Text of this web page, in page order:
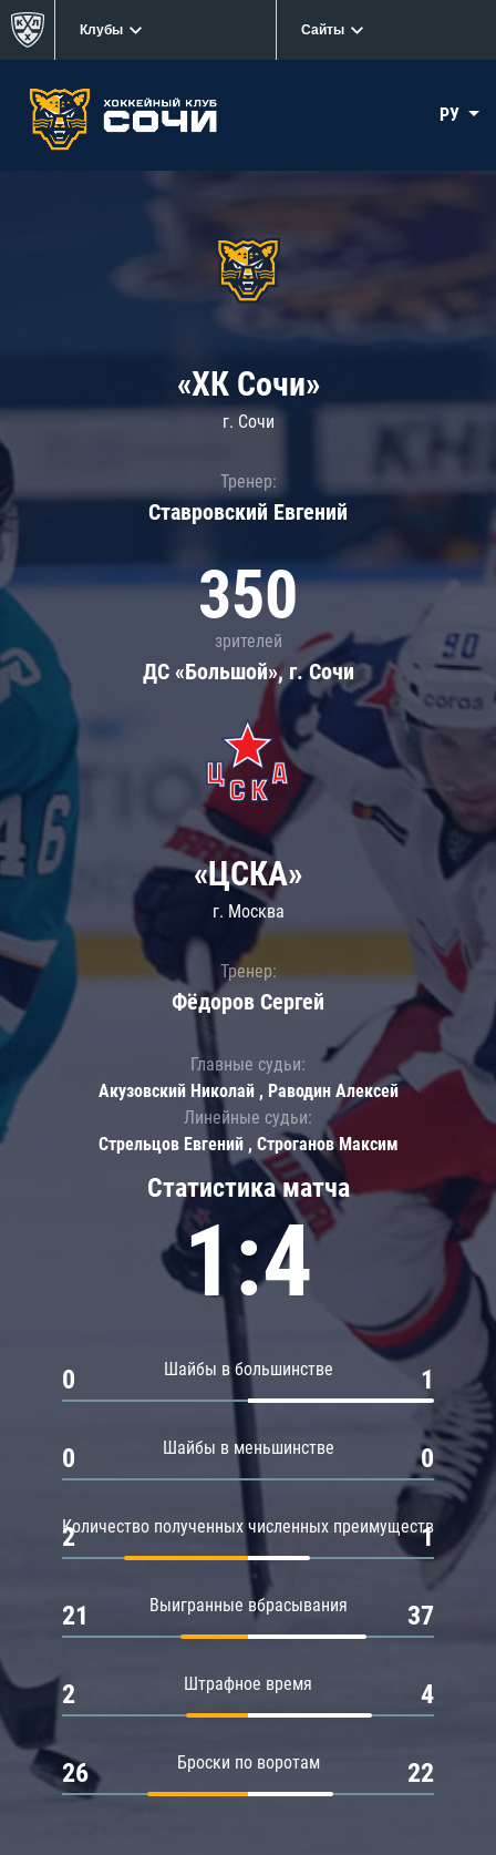
Клубы Сайты
РУ
«ХК Сочи»
г. Сочи
Тренер:
Ставровский Евгений
350
зрителей
ДС «Большой», г. Сочи
Статистика матча
1:4
Шайбы в большинстве
0 1
Шайбы в меньшинстве
0 0
Количество полученных численных преимуществ
2 1
Выигранные вбрасывания
21 37
Штрафное время
2 4
Броски по воротам
26 22
«ЦСКА»
г. Москва
Тренер:
Фёдоров Сергей
Главные судьи:
Акузовский Николай , Раводин Алексей
Линейные судьи:
Стрельцов Евгений , Строганов Максим